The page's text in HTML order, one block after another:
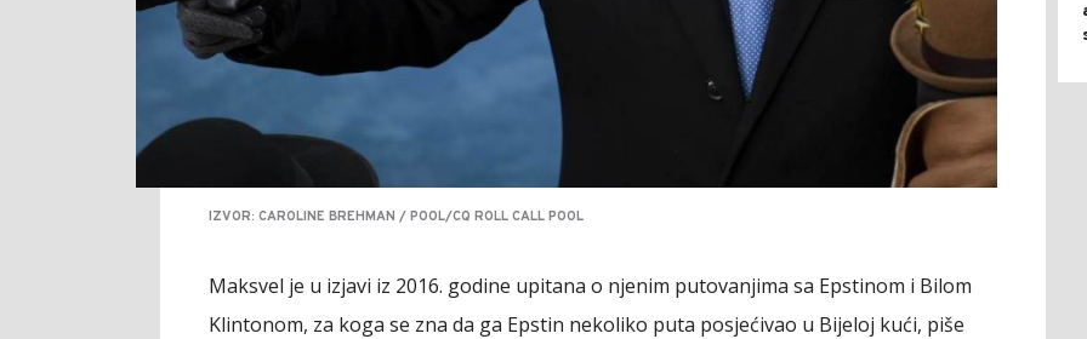
IZVOR: CAROLINE BREHMAN / POOL/CQ ROLL CALL POOL
Maksvel je u izjavi iz 2016. godine upitana o njenim putovanjima sa Epstinom i Bilom
Klintonom, za koga se zna da ga Epstin nekoliko puta posjećivao u Bijeloj kući, piše